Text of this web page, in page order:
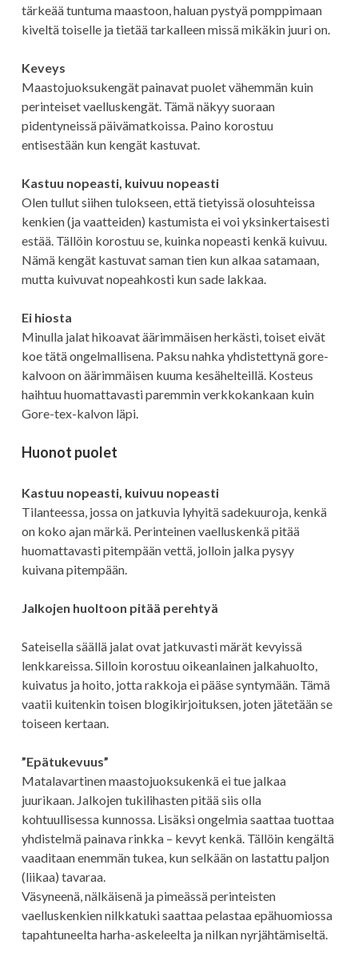
tärkeää tuntuma maastoon, haluan pystyä pomppimaan
kiveltä toiselle ja tietää tarkalleen missä mikäkin juuri on.
Keveys
Maastojuoksukengät painavat puolet vähemmän kuin
perinteiset vaelluskengät. Tämä näkyy suoraan
pidentyneissä päivämatkoissa. Paino korostuu
entisestään kun kengät kastuvat.
Kastuu nopeasti, kuivuu nopeasti
Olen tullut siihen tulokseen, että tietyissä olosuhteissa
kenkien (ja vaatteiden) kastumista ei voi yksinkertaisesti
estää. Tällöin korostuu se, kuinka nopeasti kenkä kuivuu.
Nämä kengät kastuvat saman tien kun alkaa satamaan,
mutta kuivuvat nopeahkosti kun sade lakkaa.
Ei hiosta
Minulla jalat hikoavat äärimmäisen herkästi, toiset eivät
koe tätä ongelmallisena. Paksu nahka yhdistettynä gore-
kalvoon on äärimmäisen kuuma kesähelteillä. Kosteus
haihtuu huomattavasti paremmin verkkokankaan kuin
Gore-tex-kalvon läpi.
Huonot puolet
Kastuu nopeasti, kuivuu nopeasti
Tilanteessa, jossa on jatkuvia lyhyitä sadekuuroja, kenkä
on koko ajan märkä. Perinteinen vaelluskenkä pitää
huomattavasti pitempään vettä, jolloin jalka pysyy
kuivana pitempään.
Jalkojen huoltoon pitää perehtyä
Sateisella säällä jalat ovat jatkuvasti märät kevyissä
lenkkareissa. Silloin korostuu oikeanlainen jalkahuolto,
kuivatus ja hoito, jotta rakkoja ei pääse syntymään. Tämä
vaatii kuitenkin toisen blogikirjoituksen, joten jätetään se
toiseen kertaan.
”Epätukevuus”
Matalavartinen maastojuoksukenkä ei tue jalkaa
juurikaan. Jalkojen tukilihasten pitää siis olla
kohtuullisessa kunnossa. Lisäksi ongelmia saattaa tuottaa
yhdistelmä painava rinkka – kevyt kenkä. Tällöin kengältä
vaaditaan enemmän tukea, kun selkään on lastattu paljon
(liikaa) tavaraa.
Väsyneenä, nälkäisenä ja pimeässä perinteisten
vaelluskenkien nilkkatuki saattaa pelastaa epähuomiossa
tapahtuneelta harha-askeleelta ja nilkan nyrjähtämiseltä.